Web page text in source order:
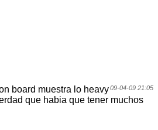
09-04-09 21:05
board muestra lo heavy
que habia que tener muchos